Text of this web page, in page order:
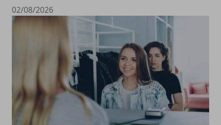
02/08/2026